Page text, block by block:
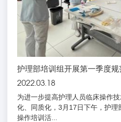
护理部培训组开展第一季度
2022.03.18
为进一步提高护理人员临床操作
化、同质化，3月17日下午，护
操作培训活...